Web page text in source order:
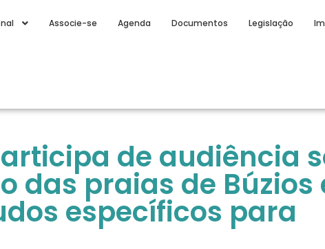
Associe-se Agenda Documentos Legislação
de audiência
das praias de Búzios
específicos para